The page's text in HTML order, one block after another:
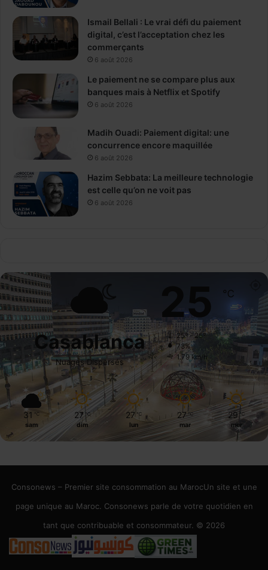
Ismail Bellali : Le vrai défi du paiement
digital, c’est l’acceptation chez les
commerçants
6 août 2026
Le paiement ne se compare plus aux
banques mais à Netflix et Spotify
6 août 2026
Madih Ouadi: Paiement digital: une
concurrence encore maquillée
6 août 2026
Hazim Sebbata: La meilleure technologie
est celle qu’on ne voit pas
6 août 2026
Casablanca
Nuages Dispersés
25 ℃
25º - 25º
73%
1.79 km/h
31 ℃
sam
27 ℃
dim
27 ℃
lun
27 ℃
mar
29 ℃
mer
Consonews – Premier site consommation au MarocUn site et une
page unique au Maroc. Consonews parle de votre quotidien en
tant que contribuable et consommateur. © 2026